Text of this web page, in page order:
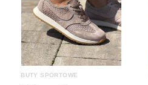
BUTY SPORTOWE